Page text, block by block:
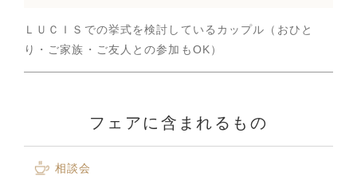
ＬＵＣＩＳでの挙式を検討しているカップル（おひと
り・ご家族・ご友人との参加もOK）
フェアに含まれるもの
相談会